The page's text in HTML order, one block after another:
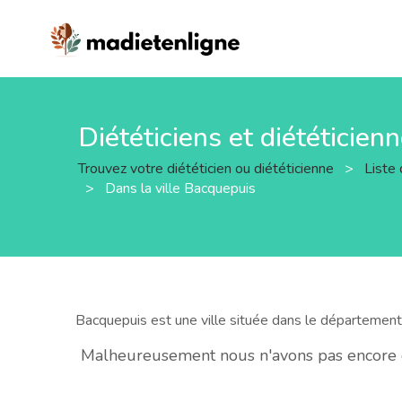
Diététiciens et
Trouvez votre diététicien ou diététicienne >
Liste
>
Dans la ville Bacquepuis
Bacquepuis est une ville située dans le
Malheureusement nous n'avons pas